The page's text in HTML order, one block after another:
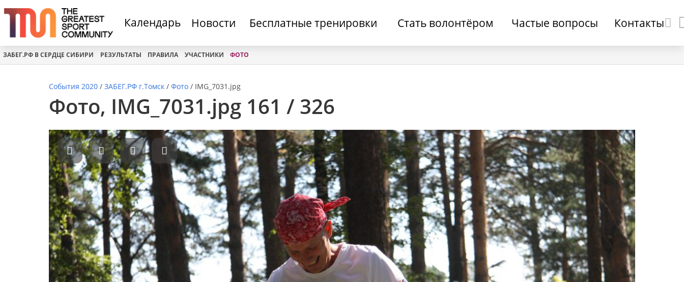
Календарь Новости Бесплатные тренировки Стать волонтёром Частые вопросы Контакты
ЗАБЕГ.РФ В СЕРДЦЕ СИБИРИ РЕЗУЛЬТАТЫ ПРАВИЛА УЧАСТНИКИ ФОТО
События 2020 / ЗАБЕГ.РФ г.Томск / Фото / IMG_7031.jpg
Фото, IMG_7031.jpg 161 / 326